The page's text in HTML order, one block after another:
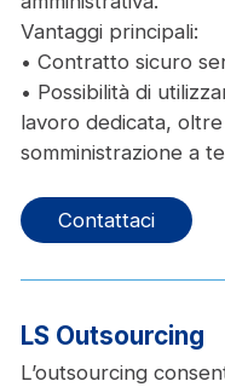
Vantaggi principali:
• Contratto sicuro
• Possibilità di
lavoro dedicata,
somministrazione a
Contattaci
LS Outsourcing
L’outsourcing